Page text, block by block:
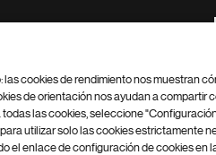
Configuración de cookies
cookies de rendimiento nos muestran
de orientación nos ayudan a compartir
las cookies, seleccione
utilizar solo las cookies estrictamente
el enlace de configuración de cookies en